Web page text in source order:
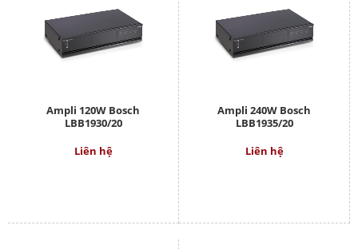
Ampli 120W Bosch
LBB1930/20
Liên hệ
Ampli 240W Bosch
LBB1935/20
Liên hệ